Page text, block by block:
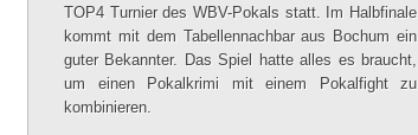
TOP4 Turnier des WBV-Pokals statt. Im Halbfinale
kommt mit dem Tabellennachbar aus Bochum ein
guter Bekannter. Das Spiel hatte alles es braucht,
um einen Pokalkrimi mit einem Pokalfight zu
kombinieren.